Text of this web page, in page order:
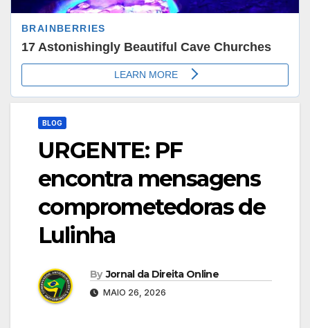
BLOG
URGENTE: PF
encontra mensagens
comprometedoras de
Lulinha
By Jornal da Direita Online
MAIO 26, 2026